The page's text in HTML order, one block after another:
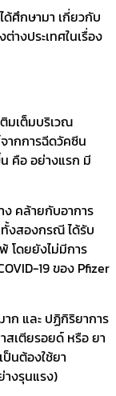
ศึกษามา เกี่ยวกับ
างประเทศในเรื่อง
มเต็มบริเวณ
ากการฉีดวัคซีน
คือ อย่างแรก มี
คล้ายกับอาการ
งสองกรณี ได้รับ
โดยยังไม่มีการ
19 ของ Pfizer
ก และ ปฏิกิริยาการ
เตียรอยด์ หรือ ยา
นต้องใช้ยา
างรุนแรง)